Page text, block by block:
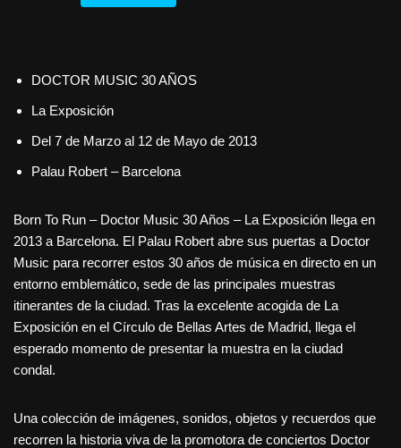
DOCTOR MUSIC 30 AÑOS
La Exposición
Del 7 de Marzo al 12 de Mayo de 2013
Palau Robert – Barcelona
Born To Run – Doctor Music 30 Años – La Exposición llega en
2013 a Barcelona. El Palau Robert abre sus puertas a Doctor
Music para recorrer estos 30 años de música en directo en un
entorno emblemático, sede de las principales muestras
itinerantes de la ciudad. Tras la excelente acogida de La
Exposición en el Círculo de Bellas Artes de Madrid, llega el
esperado momento de presentar la muestra en la ciudad
condal.
Una colección de imágenes, sonidos, objetos y recuerdos que
recorren la historia viva de la promotora de conciertos Doctor